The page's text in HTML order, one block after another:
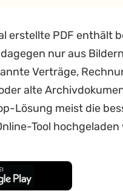
erstellte PDF enthält
nur aus
Verträge,
alte
Lösung meist die
Tool hochgeladen